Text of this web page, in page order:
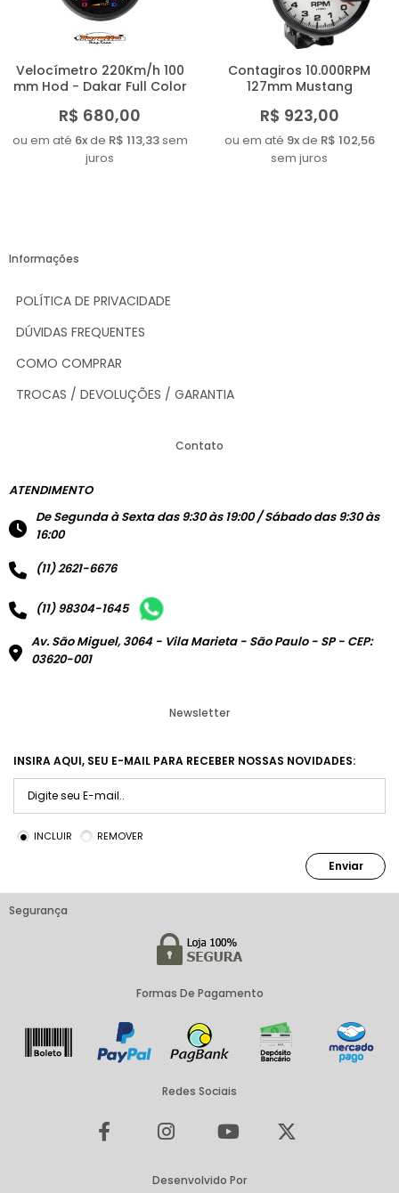
Velocímetro 220Km/h 100
mm Hod - Dakar Full Color
R$ 680,00
ou em até 6xde R$ 113,33sem
juros
Contagiros 10.000RPM
127mm Mustang
R$ 923,00
ou em até 9xde R$ 102,56
sem juros
Informações
POLÍTICA DE PRIVACIDADE
DÚVIDAS FREQUENTES
COMO COMPRAR
TROCAS / DEVOLUÇÕES / GARANTIA
Contato
ATENDIMENTO
De Segunda à Sexta das 9:30 às 19:00 / Sábado das 9:30 às
16:00
(11) 2621-6676
(11) 98304-1645
Av. São Miguel, 3064 - Vila Marieta - São Paulo - SP - CEP:
03620-001
Newsletter
INSIRA AQUI, SEU E-MAIL PARA RECEBER NOSSAS NOVIDADES:
INCLUIR REMOVER
Enviar
Segurança
Formas De Pagamento
Redes Sociais
Desenvolvido Por